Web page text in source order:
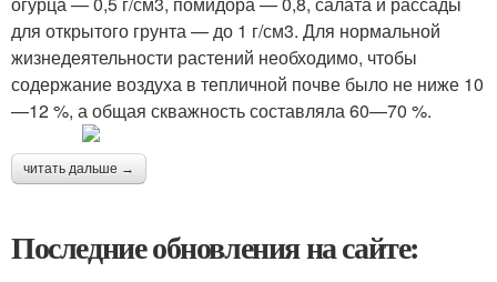
для открытого грунта — до 1 г/см3. Для нормальной
жизнедеятельности растений необходимо, чтобы
содержание воздуха в тепличной почве было не ниже 10
—12 %, а общая скважность составляла 60—70 %.
читать дальше →
Последние обновления на сайте: